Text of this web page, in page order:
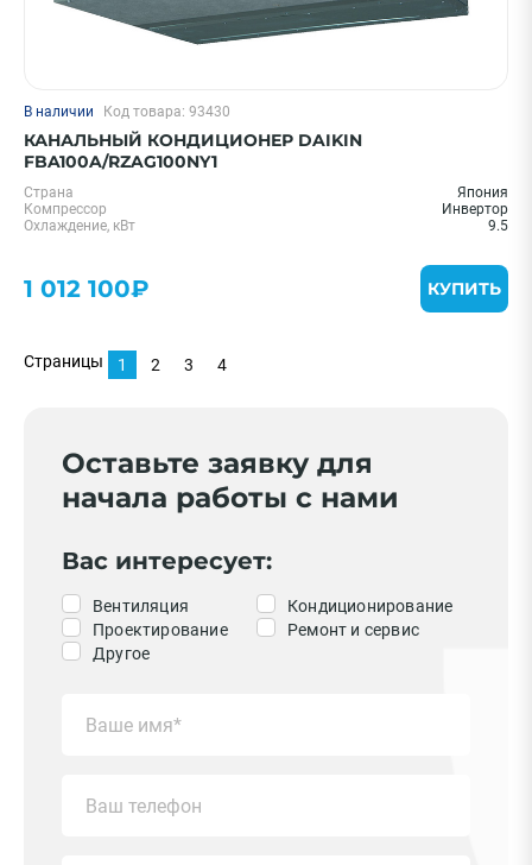
В наличии Код товара: 93430
КАНАЛЬНЫЙ КОНДИЦИОНЕР DAIKIN
FBA100A/RZAG100NY1
Страна
Япония
Компрессор
Инвертор
Охлаждение, кВт
9.5
1 012 100₽ КУПИТЬ
Страницы 1 2 3 4
Оставьте заявку для
начала работы с нами
Вас интересует:
Вентиляция
Кондиционирование
Проектирование
Ремонт и сервис
Другое